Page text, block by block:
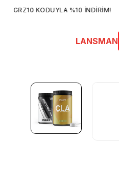
GRZ10 KODUYLA %10 İNDİRİM!
LANSMAN